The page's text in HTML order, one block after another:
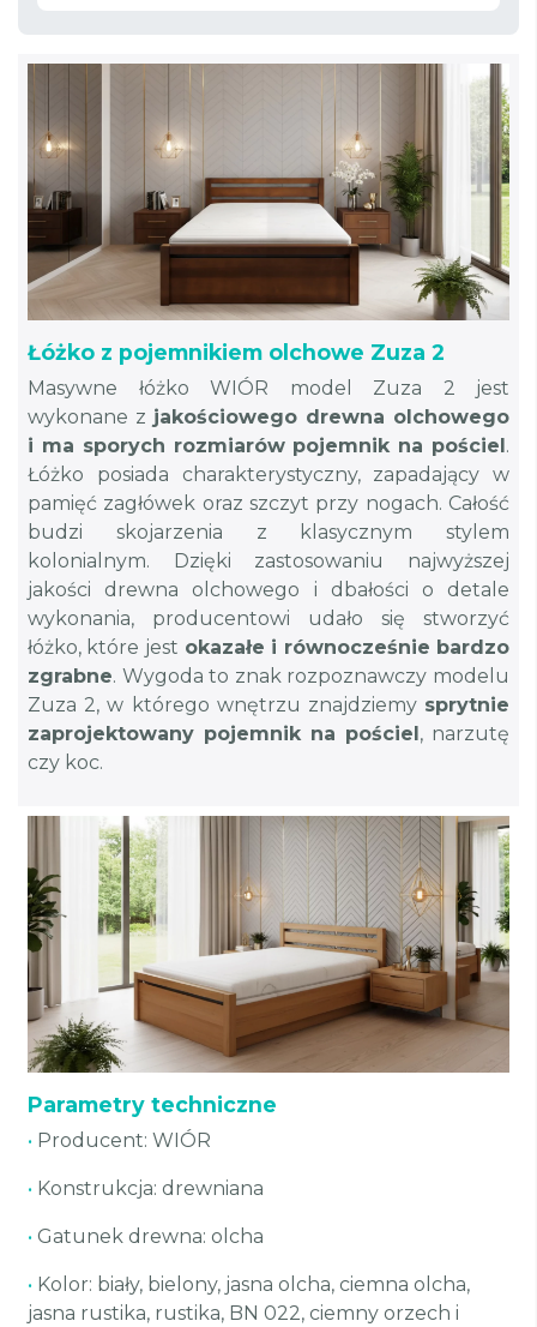
Łóżko z pojemnikiem olchowe Zuza 2
Masywne łóżko WIÓR model Zuza 2 jest
wykonane z jakościowego drewna olchowego
i ma sporych rozmiarów pojemnik na pościel.
Łóżko posiada charakterystyczny, zapadający w
pamięć zagłówek oraz szczyt przy nogach. Całość
budzi skojarzenia z klasycznym stylem
kolonialnym. Dzięki zastosowaniu najwyższej
jakości drewna olchowego i dbałości o detale
wykonania, producentowi udało się stworzyć
łóżko, które jest okazałe i równocześnie bardzo
zgrabne. Wygoda to znak rozpoznawczy modelu
Zuza 2, w którego wnętrzu znajdziemy sprytnie
zaprojektowany pojemnik na pościel, narzutę
czy koc.
Parametry techniczne
• Producent: WIÓR
• Konstrukcja: drewniana
• Gatunek drewna: olcha
• Kolor: biały, bielony, jasna olcha, ciemna olcha,
jasna rustika, rustika, BN 022, ciemny orzech i